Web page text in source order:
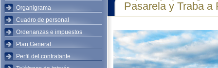
Organigrama
Cuadro de personal
Ordenanzas e impuestos
Plan General
Perfil del contratante
Pasarela y Traba a